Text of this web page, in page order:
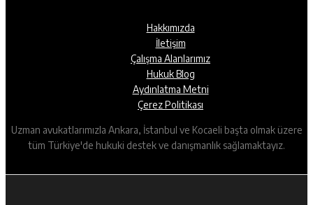
Hakkımızda
İletişim
Çalışma Alanlarımız
Hukuk Blog
Aydınlatma Metni
Çerez Politikası
Uzman avukatlarımızla Ankara, İstanbul ve Kocaeli başta olmak üzere
tüm Türkiye'de hukuki destek ve danışmanlık sağlamaktayız.